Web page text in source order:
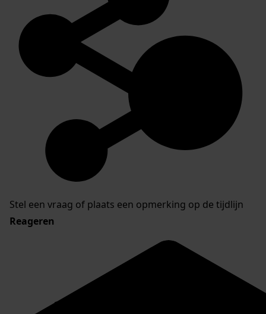
Stel een vraag of plaats een opmerking op de tijdlijn
Reageren